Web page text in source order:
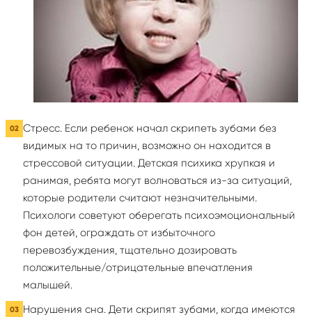
Стресс. Если ребенок начал скрипеть зубами без
видимых на то причин, возможно он находится в
стрессовой ситуации. Детская психика хрупкая и
ранимая, ребята могут волноваться из-за ситуаций,
которые родители считают незначительными.
Психологи советуют оберегать психоэмоциональный
фон детей, ограждать от избыточного
перевозбуждения, тщательно дозировать
положительные/отрицательные впечатления
малышей.
Нарушения сна. Дети скрипят зубами, когда имеются